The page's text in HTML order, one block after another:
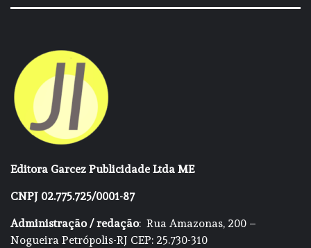
Editora Garcez Publicidade Ltda ME
CNPJ 02.775.725/0001-87
Administração / redação: Rua Amazonas, 200 –
Nogueira Petrópolis-RJ CEP: 25.730-310